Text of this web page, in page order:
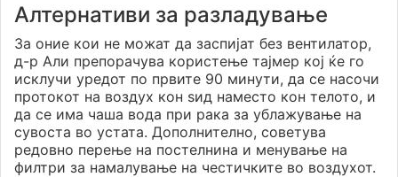
Алтернативи за разладување
За оние кои не можат да заспијат без вентилатор,
д-р Али препорачува користење тајмер кој ќе го
исклучи уредот по првите 90 минути, да се насочи
протокот на воздух кон ѕид наместо кон телото, и
да се има чаша вода при рака за ублажување на
сувоста во устата. Дополнително, советува
редовно перење на постелнина и менување на
филтри за намалување на честичките во воздухот.